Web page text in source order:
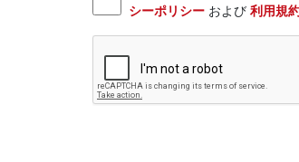
シーポリシーおよび 利用規